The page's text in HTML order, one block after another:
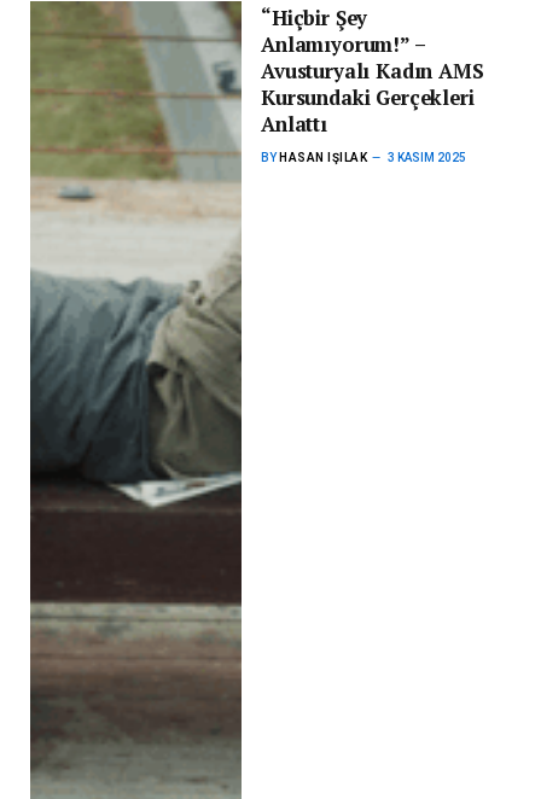
“Hiçbir Şey
Anlamıyorum!” –
Avusturyalı Kadın AMS
Kursundaki Gerçekleri
Anlattı
BY HASAN IŞILAK 3 KASIM 2025